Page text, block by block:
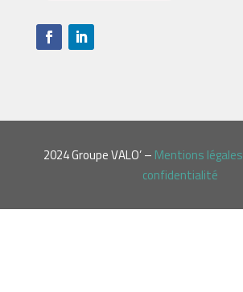
2024 Groupe VALO’ – Mentions légales
confidentialité